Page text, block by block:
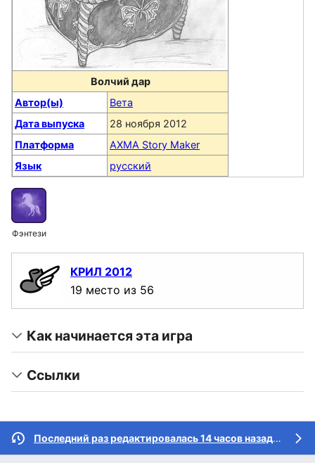
Волчий дар
Автор(ы)
Вета
Дата выпуска
28 ноября 2012
Платформа
AXMA Story Maker
Язык
русский
Фэнтези
КРИЛ 2012
19 место из 56
Как начинается эта игра
Ссылки
Последний раз редактировалась 14 часов назад